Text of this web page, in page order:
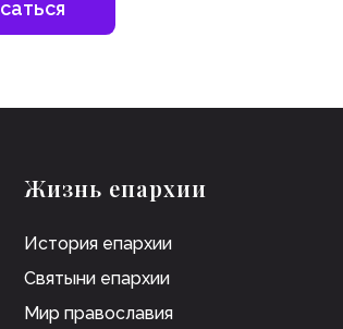
Жизнь епархии
История епархии
Святыни епархии
Мир православия